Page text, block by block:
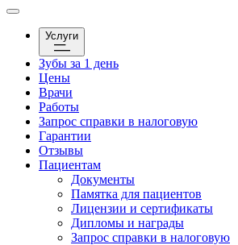
Услуги
Зубы за 1 день
Цены
Врачи
Работы
Запрос справки в налоговую
Гарантии
Отзывы
Пациентам
Документы
Памятка для пациентов
Лицензии и сертификаты
Дипломы и награды
Запрос справки в налоговую